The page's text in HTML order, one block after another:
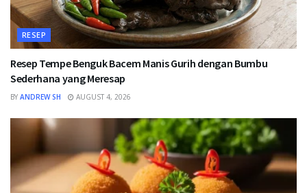
RESEP
Resep Tempe Benguk Bacem Manis Gurih dengan Bumbu
Sederhana yang Meresap
BY ANDREW SH AUGUST 4, 2026